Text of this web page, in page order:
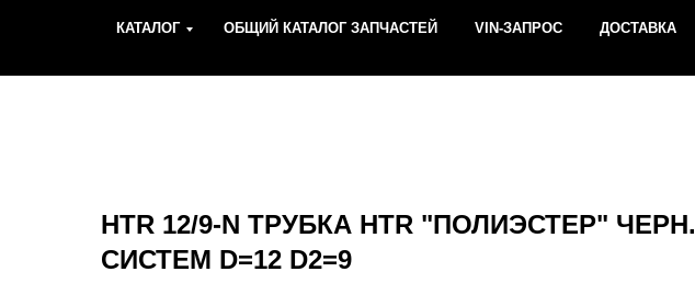
КАТАЛОГ ОБЩИЙ КАТАЛОГ ЗАПЧАСТЕЙ VIN-ЗАПРОС ДОСТАВКА
HTR 12/9-N ТРУБКА HTR "ПОЛИЭСТЕР" ЧЕРН.
СИСТЕМ D=12 D2=9